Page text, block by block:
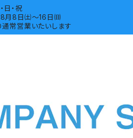
日・祝
8月8日㈯～16日㈰
通常営業いたいします